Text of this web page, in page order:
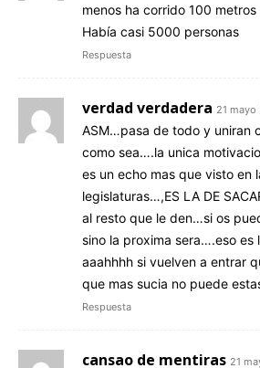
menos ha corrido 100 metros
Había casi 5000 personas
Respuesta
verdad verdadera 21 mayo
ASM…pasa de todo y uniran
como sea….la unica
es un echo mas que visto en
legislaturas…,ES LA DE
al resto que le den…si os
sino la proxima sera….eso es
aaahhhh si vuelven a entrar
que mas sucia no puede
Respuesta
cansao de mentiras 21